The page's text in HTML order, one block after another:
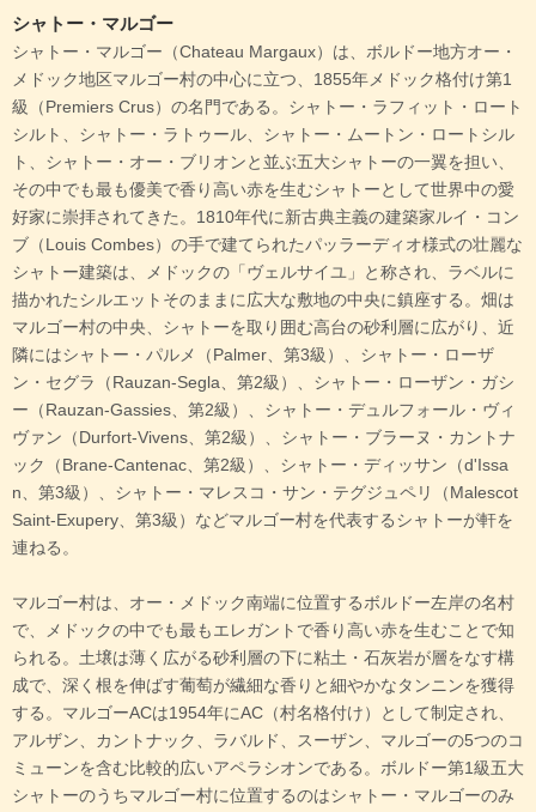
シャトー・マルゴー
シャトー・マルゴー（Chateau Margaux）は、ボルドー地方オー・
メドック地区マルゴー村の中心に立つ、1855年メドック格付け第1
級（Premiers Crus）の名門である。シャトー・ラフィット・ロート
シルト、シャトー・ラトゥール、シャトー・ムートン・ロートシル
ト、シャトー・オー・ブリオンと並ぶ五大シャトーの一翼を担い、
その中でも最も優美で香り高い赤を生むシャトーとして世界中の愛
好家に崇拝されてきた。1810年代に新古典主義の建築家ルイ・コン
ブ（Louis Combes）の手で建てられたパッラーディオ様式の壮麗な
シャトー建築は、メドックの「ヴェルサイユ」と称され、ラベルに
描かれたシルエットそのままに広大な敷地の中央に鎮座する。畑は
マルゴー村の中央、シャトーを取り囲む高台の砂利層に広がり、近
隣にはシャトー・パルメ（Palmer、第3級）、シャトー・ローザ
ン・セグラ（Rauzan-Segla、第2級）、シャトー・ローザン・ガシ
ー（Rauzan-Gassies、第2級）、シャトー・デュルフォール・ヴィ
ヴァン（Durfort-Vivens、第2級）、シャトー・ブラーヌ・カントナ
ック（Brane-Cantenac、第2級）、シャトー・ディッサン（d'Issa
n、第3級）、シャトー・マレスコ・サン・テグジュペリ（Malescot
Saint-Exupery、第3級）などマルゴー村を代表するシャトーが軒を
連ねる。
マルゴー村は、オー・メドック南端に位置するボルドー左岸の名村
で、メドックの中でも最もエレガントで香り高い赤を生むことで知
られる。土壌は薄く広がる砂利層の下に粘土・石灰岩が層をなす構
成で、深く根を伸ばす葡萄が繊細な香りと細やかなタンニンを獲得
する。マルゴーACは1954年にAC（村名格付け）として制定され、
アルザン、カントナック、ラバルド、スーザン、マルゴーの5つのコ
ミューンを含む比較的広いアペラシオンである。ボルドー第1級五大
シャトーのうちマルゴー村に位置するのはシャトー・マルゴーのみ